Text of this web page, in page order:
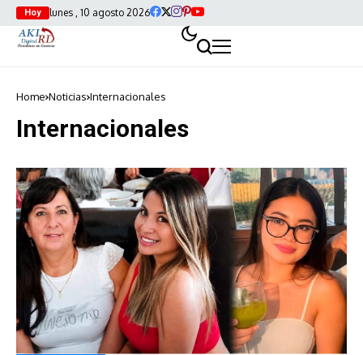
Hoy lunes , 10 agosto 2026
Home Noticias Internacionales
Internacionales